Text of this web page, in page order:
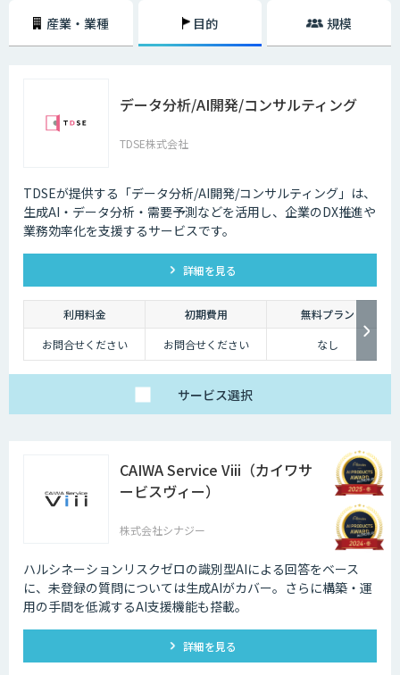
め、その学習を重ねるごとにチャットの回答精度が向上されていくのが大
シナリオ型チャットボットにはAIが搭載されていないため、「Aという単
語が含まれていたらBを返答する」といったルールを人間が事前に設定し
ておかなければなりません。また、AI型のように学習を重ねていくわけで
もないため、不適切な返答が行われてしまう場合には、担当者が自ら修正
企業がチャットボットを導入するメリットは以下3つが挙げられます。
・24時間365日対応できる
チャットボットを導入することで得られる最大のメリットは、24時間365
日対応できるという点です。スマートフォンの普及に伴い、ユーザーはい
つでもインターネット検索を行えるようになりました。そのため現在は、
深夜に「この商品についてもっと詳しく知りたい」と思い立つケースも少
なくないのです。
そのような場合に、チャットボットを設置しておけば、ユーザーの疑問を
解消することができるため、顧客満足度向上にもつなげていくことができ
ます。低コストで問い合わせ対応の環境を整えられるという点は大きなメ
ユーザーから似たような問い合わせが頻繁に寄せられることは決して珍し
くありません。その質問に毎回担当者が回答していくのは、決して効率的
とはいえないでしょう。その点、チャットボットであれば問い合わせ対応
を自動化できるため、従業員は他の業務へ力を注ぐことが可能になりま
・気軽に問い合わせできる
問い合わせの窓口が電話やメールのみの場合、問い合わせというアクショ
ンを面倒に感じてしまい、離脱してしまうユーザーも少なくありません。
その点、チャットボットであれば普段の友人とのチャットと同じ感覚で質
問することができます。また、「相手がロボット」という認識があるた
め、ユーザーもより気軽に問い合わせを行うことができるのです。
産業・業種 目的 規模
データ分析/AI開発/コンサルティング
TDSE株式会社
TDSEが提供する「データ分析/AI開発/コンサルティング」は、
生成AI・データ分析・需要予測などを活用し、企業のDX推進や
業務効率化を支援するサービスです。
詳細を見る
利用料金 初期費用
無料プラン
お問合せください
お問合せください なし
サービス選択
CAIWA Service Viii（カイワサ
ービスヴィー）
株式会社シナジー
ハルシネーションリスクゼロの識別型AIによる回答をベース
に、未登録の質問については⽣成AIがカバー。さらに構築・運
⽤の⼿間を低減するAI⽀援機能も搭載。
詳細を見る